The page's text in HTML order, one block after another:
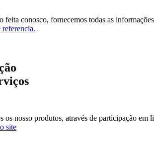
feita conosco, fornecemos todas as
referencia.
os nosso produtos, através de participação em
site